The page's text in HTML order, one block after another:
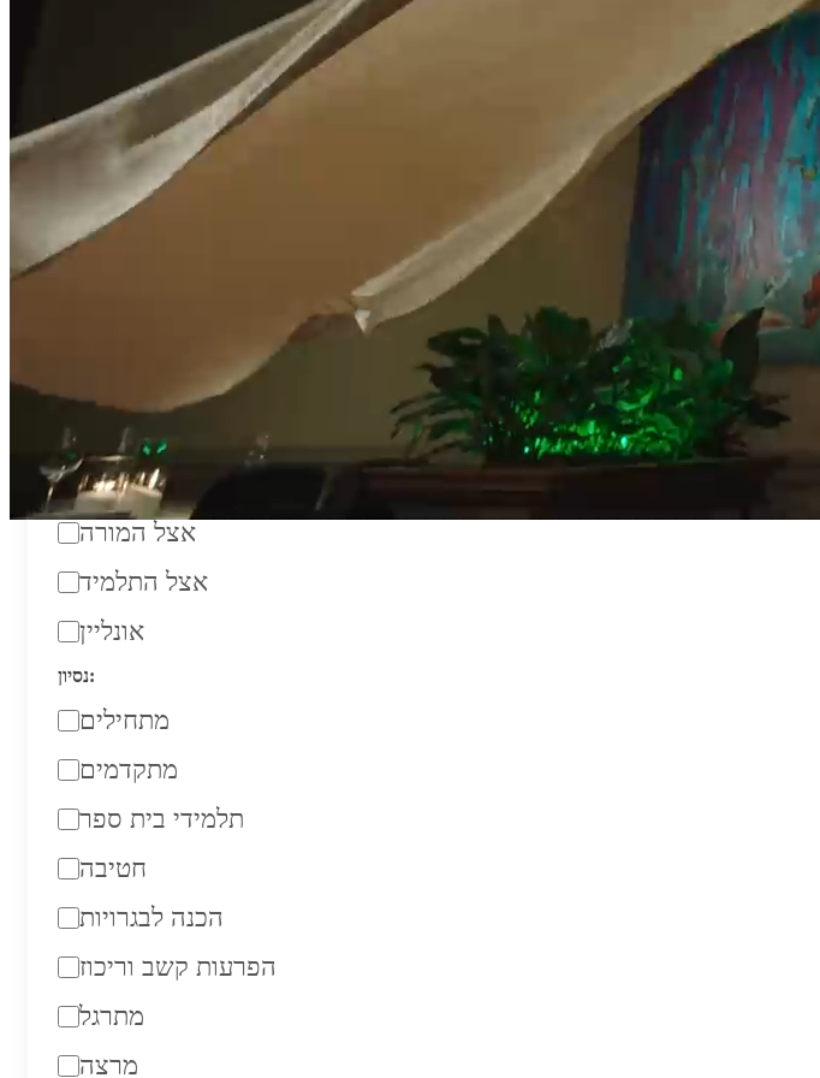
₪200
מורה פרטי
מקום מפגש:
אצל המורה
אצל התלמיד
אונליין
נסיון:
מתחילים
מתקדמים
תלמידי בית ספר
חטיבה
הכנה לבגרויות
הפרעות קשב וריכוז
מתרגל
מרצה